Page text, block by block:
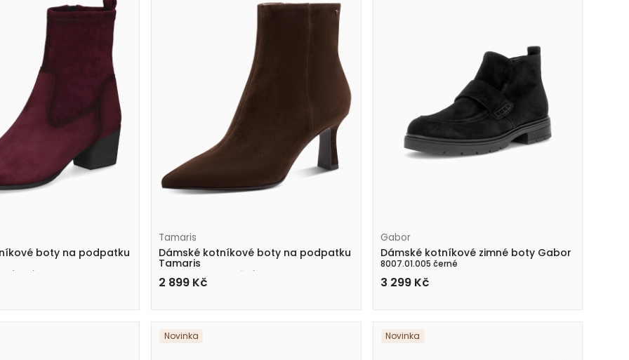
boty na podpatku
vínové
Tamaris
Dámské kotníkové boty na podpatku
Tamaris
1-25358-45 304 hnědé
2 899 Kč
Gabor
Dámské kotníkové zimné boty Gabor
8007.01.005 černé
3 299 Kč
Novinka Novinka